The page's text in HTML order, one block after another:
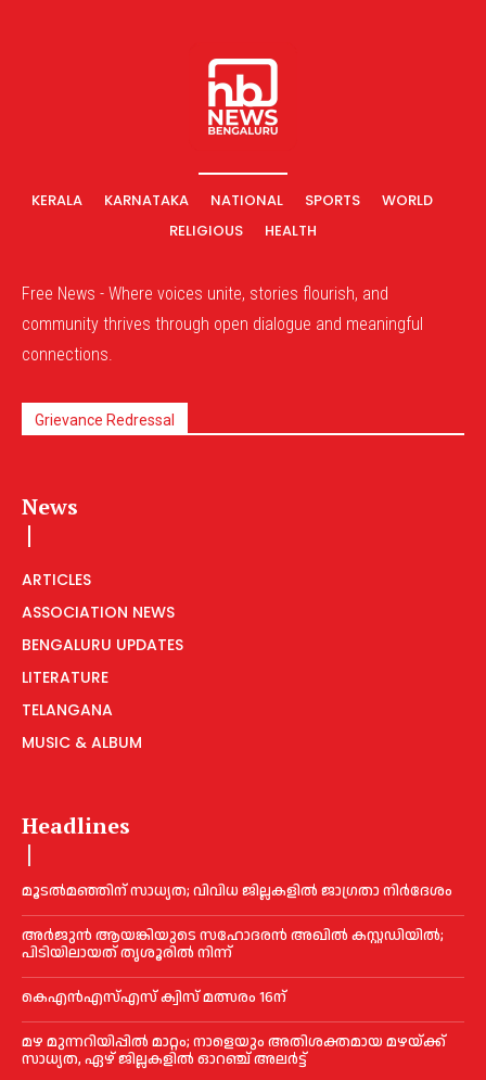
KERALA KARNATAKA NATIONAL SPORTS
WORLD
RELIGIOUS
HEALTH
Free News - Where voices unite, stories flourish, and
community thrives through open dialogue and meaningful
connections.
Grievance Redressal
News
ARTICLES
ASSOCIATION NEWS
BENGALURU UPDATES
LITERATURE
TELANGANA
MUSIC & ALBUM
Headlines
മൂടൽമഞ്ഞിന് സാധ്യത; വിവിധ ജില്ലകളിൽ ജാഗ്രതാ നിർദേശം
അര്‍ജുന്‍ ആയങ്കിയുടെ സഹോദരന്‍ അഖില്‍ കസ്റ്റഡിയില്‍;
പിടിയിലായത് തൃശൂരില്‍ നിന്ന്
കെഎൻഎസ്എസ് ക്വിസ് മത്സരം 16ന്
മഴ മുന്നറിയിപ്പിൽ മാറ്റം; നാളെയും അതിശക്തമായ മഴയ്ക്ക്
സാധ്യത, ഏഴ് ജില്ലകളിൽ ഓറഞ്ച് അലർട്ട്